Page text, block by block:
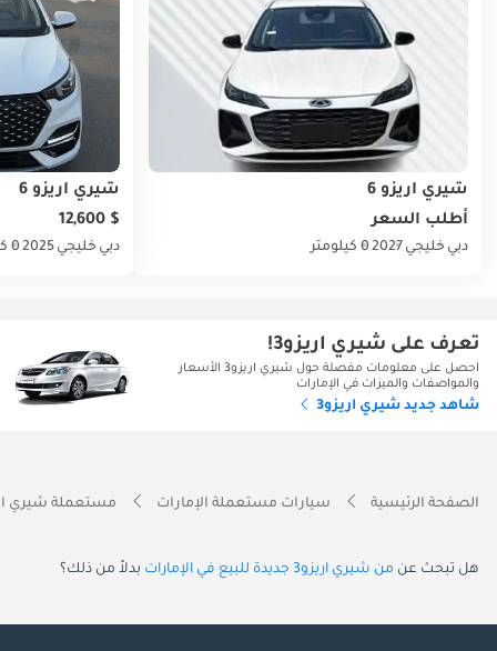
شيري اريزو 6
أطلب السعر
دبي خليجي 20270 كيلومتر
شيري اريزو 6
$ 12,600
دبي خليجي 20250 كيلومتر
تعرف على شيري اريزو3!
احصل على معلومات مفصلة حول شيري اريزو3 الأسعار
والمواصفات والميزات في الإمارات
شاهد جديد شيري اريزو3
الصفحة الرئيسية سيارات مستعملة الإمارات مستعملة شيري
هل تبحث عن من شيري اريزو3 جديدة للبيع في الإمارات بدلاً من ذلك؟